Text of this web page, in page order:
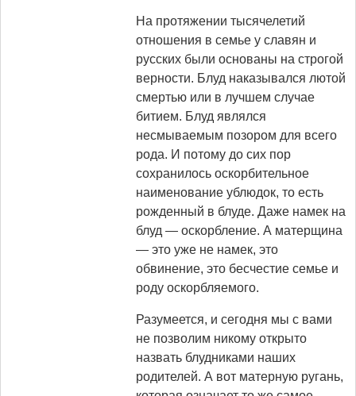
На протяжении тысячелетий
отношения в семье у славян и
русских были основаны на строгой
верности. Блуд наказывался лютой
смертью или в лучшем случае
битием. Блуд являлся
несмываемым позором для всего
рода. И потому до сих пор
сохранилось оскорбительное
наименование ублюдок, то есть
рожденный в блуде. Даже намек на
блуд — оскорбление. А матерщина
— это уже не намек, это
обвинение, это бесчестие семье и
роду оскорбляемого.
Разумеется, и сегодня мы с вами
не позволим никому открыто
назвать блудниками наших
родителей. А вот матерную ругань,